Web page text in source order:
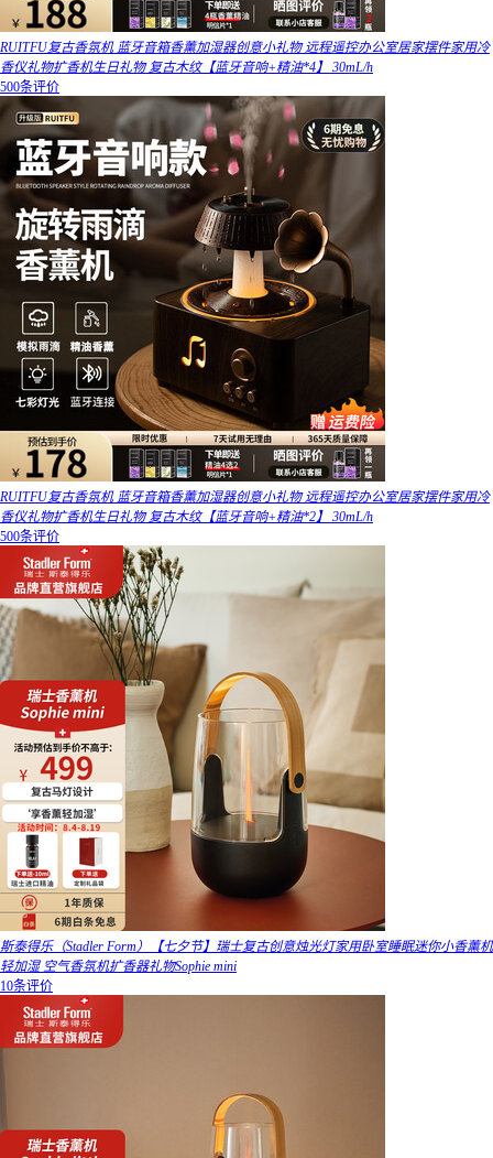
RUITFU复古香氛机 蓝牙音箱香薰加湿器创意小礼物 远程遥控办公室居家摆件家用冷
香仪礼物扩香机生日礼物 复古木纹【蓝牙音响+精油*4】 30mL/h
500条评价
RUITFU复古香氛机 蓝牙音箱香薰加湿器创意小礼物 远程遥控办公室居家摆件家用冷
香仪礼物扩香机生日礼物 复古木纹【蓝牙音响+精油*2】 30mL/h
500条评价
斯泰得乐（Stadler Form）【七夕节】瑞士复古创意烛光灯家用卧室睡眠迷你小香薰机
轻加湿 空气香氛机扩香器礼物Sophie mini
10条评价